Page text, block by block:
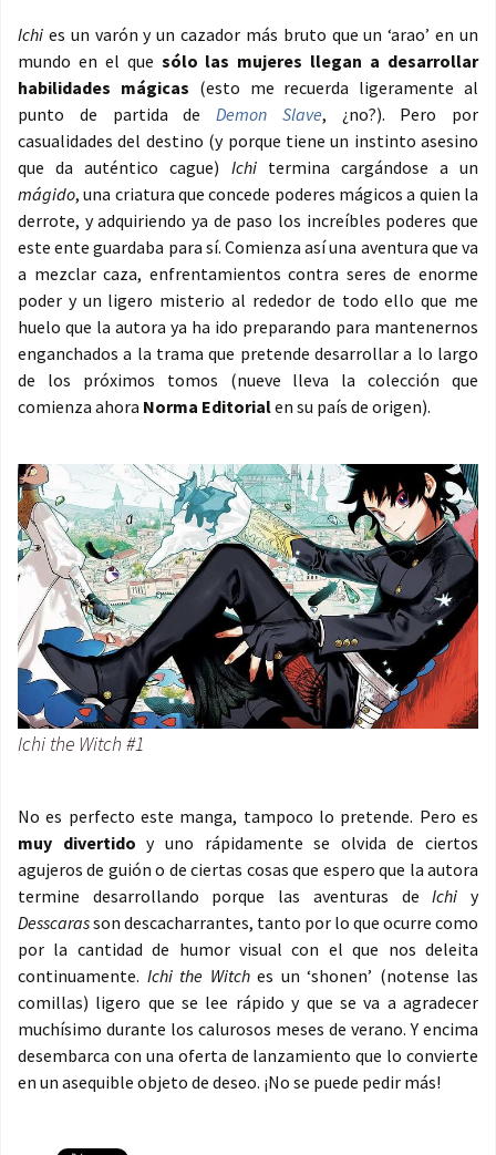
Ichi es un varón y un cazador más bruto que un ‘arao’ en un
mundo en el que sólo las mujeres llegan a desarrollar
habilidades mágicas (esto me recuerda ligeramente al
punto de partida de Demon Slave, ¿no?). Pero por
casualidades del destino (y porque tiene un instinto asesino
que da auténtico cague) Ichitermina cargándose a un
mágido, una criatura que concede poderes mágicos a quien la
derrote, y adquiriendo ya de paso los increíbles poderes que
este ente guardaba para sí. Comienza así una aventura que va
a mezclar caza, enfrentamientos contra seres de enorme
poder y un ligero misterio al rededor de todo ello que me
huelo que la autora ya ha ido preparando para mantenernos
enganchados a la trama que pretende desarrollar a lo largo
de los próximos tomos (nueve lleva la colección que
comienza ahora Norma Editorialen su país de origen).
Ichi the Witch #1
No es perfecto este manga, tampoco lo pretende. Pero es
muy divertido y uno rápidamente se olvida de ciertos
agujeros de guión o de ciertas cosas que espero que la autora
termine desarrollando porque las aventuras deIchi y
Desscarasson descacharrantes, tanto por lo que ocurre como
por la cantidad de humor visual con el que nos deleita
continuamente. Ichi the Witches un ‘shonen’ (notense las
comillas) ligero que se lee rápido y que se va a agradecer
muchísimo durante los calurosos meses de verano. Y encima
desembarca con una oferta de lanzamiento que lo convierte
en un asequible objeto de deseo. ¡No se puede pedir más!